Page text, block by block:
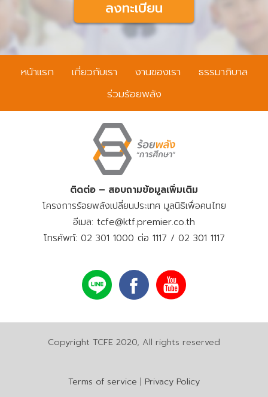
ท
ร
ศั
ท์
b
o
หน้าแรก เกี่ยวกับเรา งานของเรา
ธรรมาภิบาล
ร่วมร้อยพลัง
ติดต่อ – สอบถามข้อมูลเพิ่มเติม
โครงการร้อยพลังเปลี่ยนประเทศ มูลนิธิเพื่อคนไทย
อีเมล: tcfe@ktf.premier.co.th
โทรศัพท์: 02 301 1000 ต่อ 1117 / 02 301 1117
Copyright TCFE 2020, All rights reserved
Terms of service | Privacy Policy